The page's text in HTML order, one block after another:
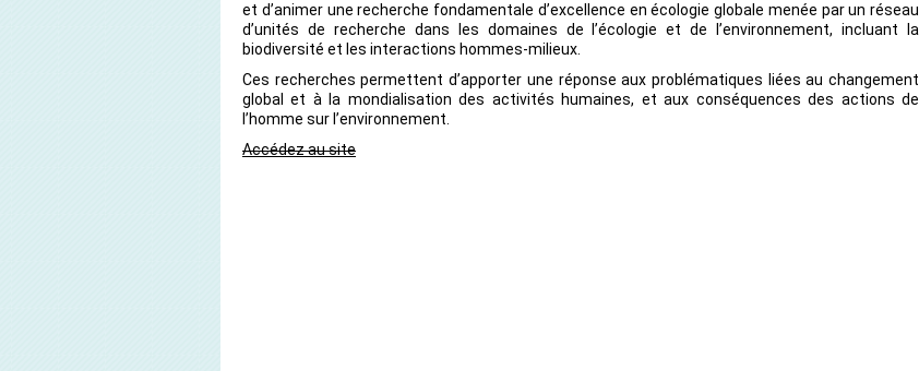
et d’animer une recherche fondamentale d’excellence en écologie globale menée par un réseau
d’unités de recherche dans les domaines de l’écologie et de l’environnement, incluant la
biodiversité et les interactions hommes-milieux.
Ces recherches permettent d’apporter une réponse aux problématiques liées au changement
global et à la mondialisation des activités humaines, et aux conséquences des actions de
l’homme sur l’environnement.
Accédez au site